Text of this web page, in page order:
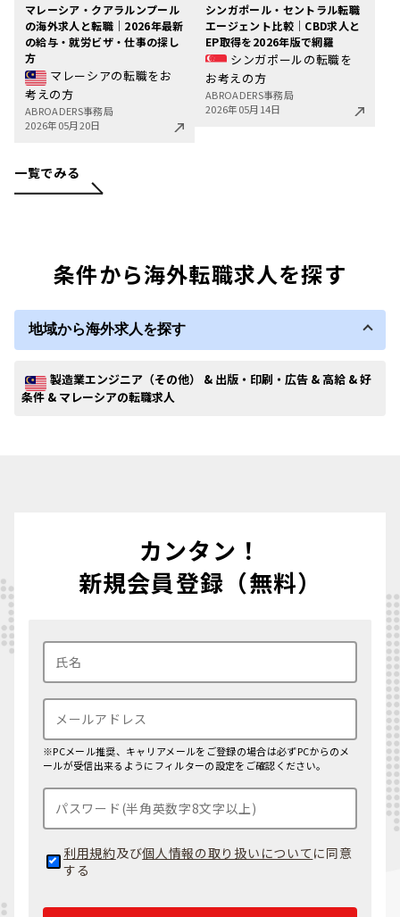
マレーシア・クアラルンプール
の海外求人と転職｜2026年最新
の給与・就労ビザ・仕事の探し
方
マレーシアの転職をお
考えの方
ABROADERS事務局
2026年05月20日
シンガポール・セントラル転職
エージェント比較｜CBD求人と
EP取得を2026年版で網羅
シンガポールの転職を
お考えの方
ABROADERS事務局
2026年05月14日
一覧でみる
条件から海外転職求人を探す
地域から海外求人を探す
製造業エンジニア（その他） & 出版・印刷・広告 & 高給 & 好
条件 & マレーシアの転職求人
カンタン！
新規会員登録（無料）
※PCメール推奨、キャリアメールをご登録の場合は必ずPCからのメ
ールが受信出来るようにフィルターの設定をご確認ください。
利用規約及び個人情報の取り扱いについて に同意
する